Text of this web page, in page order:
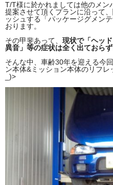
T/T様に於かれましては他のメン
提案させて頂くプランに沿って
ッシュする「パッケージグメン
おります。
その甲斐あって、 現状で「ヘッ
異音」等の症状は全く出ておら
そんな中、車齢30年を迎える今
ン本体&ミッション本体のリフレ
_)>